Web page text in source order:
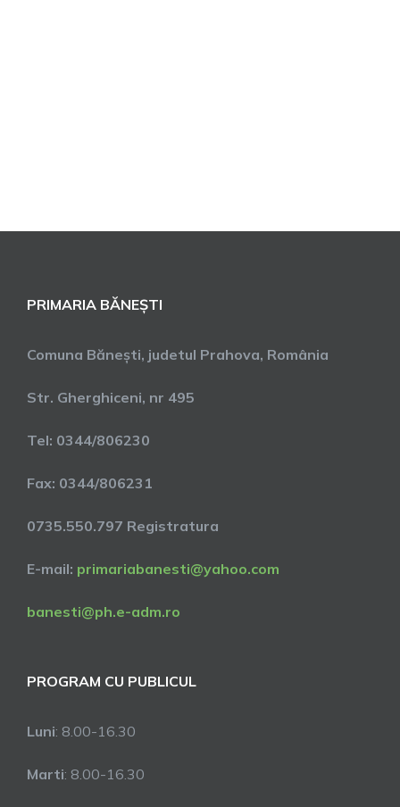
PRIMARIA BĂNEȘTI
Comuna Bănești, judetul Prahova, România
Str. Gherghiceni, nr 495
Tel: 0344/806230
Fax: 0344/806231
0735.550.797 Registratura
E-mail: primariabanesti@yahoo.com
banesti@ph.e-adm.ro
PROGRAM CU PUBLICUL
Luni: 8.00-16.30
Marti: 8.00-16.30